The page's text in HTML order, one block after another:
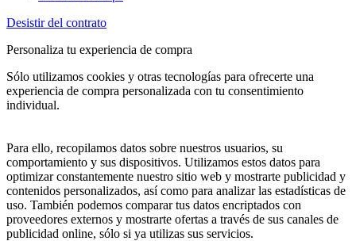
Desistir del contrato
Personaliza tu experiencia de compra
Sólo utilizamos cookies y otras tecnologías para ofrecerte una
experiencia de compra personalizada con tu consentimiento
individual.
Para ello, recopilamos datos sobre nuestros usuarios, su
comportamiento y sus dispositivos. Utilizamos estos datos para
optimizar constantemente nuestro sitio web y mostrarte publicidad y
contenidos personalizados, así como para analizar las estadísticas de
uso. También podemos comparar tus datos encriptados con
proveedores externos y mostrarte ofertas a través de sus canales de
publicidad online, sólo si ya utilizas sus servicios.